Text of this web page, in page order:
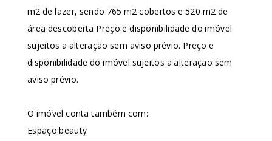
m2 de lazer, sendo 765 m2 cobertos e 520 m2 de
área descoberta Preço e disponibilidade do imóvel
sujeitos a alteração sem aviso prévio. Preço e
disponibilidade do imóvel sujeitos a alteração sem
aviso prévio.
O imóvel conta também com:
Espaço beauty